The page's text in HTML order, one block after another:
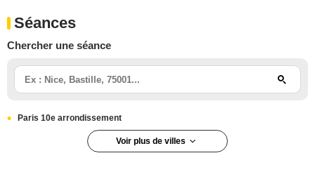
Séances
Chercher une séance
Paris 10e arrondissement
Voir plus de villes